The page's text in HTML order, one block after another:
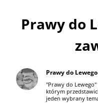
Prawy do
Prawy do Lewego
"Prawy do
którym
jeden wybrany